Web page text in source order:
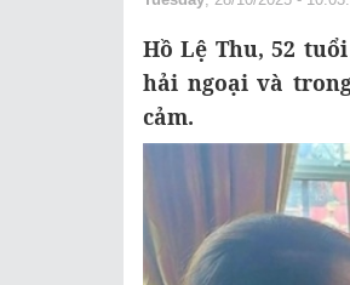
Hồ Lệ Thu, 52
hải ngoại và
cảm.